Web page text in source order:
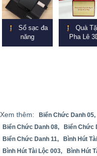
Sổ sạc đa
năng
Quà
Pha Lê
Xem thêm: Biển Chức Danh 05,
Biển Chức Danh 08,
Biển Chức
Biển Chức Danh 11,
Bình Hút
Bình Hút Tài Lộc 003,
Bình Hút